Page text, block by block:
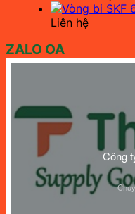
Liên hệ
ZALO OA